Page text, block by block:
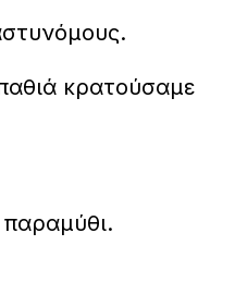
κρατούσαμε